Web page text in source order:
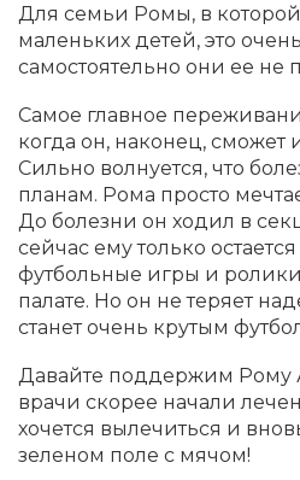
Для семьи Ромы, в
маленьких детей, это
самостоятельно они ее не
Самое главное
когда он, наконец, сможет
Сильно волнуется, что
планам. Рома просто
До болезни он ходил в
сейчас ему только
футбольные игры и
палате. Но он не теряет
станет очень крутым
Давайте поддержим Рому
врачи скорее начали
хочется вылечиться и
зеленом поле с мячом!